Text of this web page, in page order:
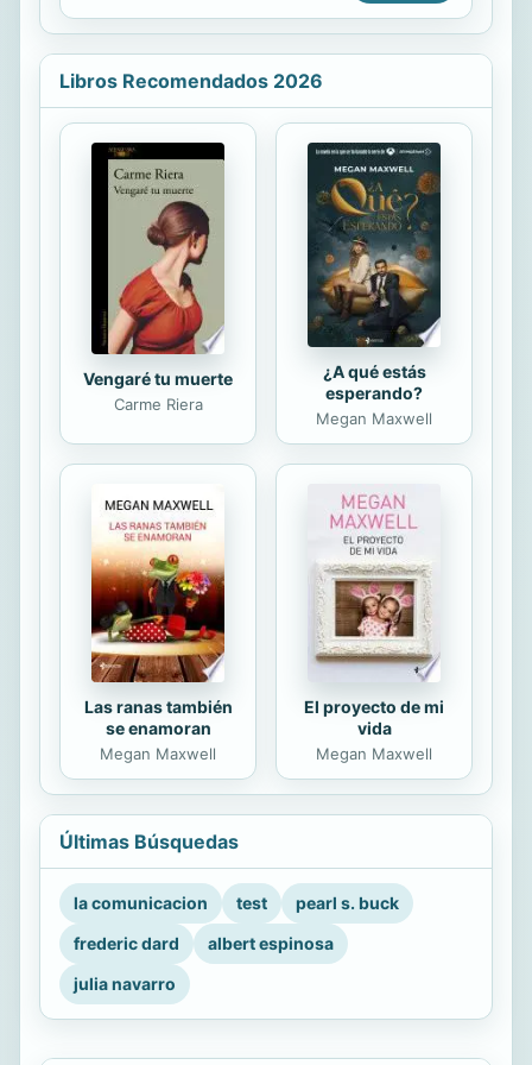
enamorada cuando convirtieron su
suntuosa propiedad en California en
En ese entorno de ensueño criaron a
Camille, su única hija, que no tardará
en regresar tras terminar los
estudios para ayudar con el negocio
familiar. Pero cuando la enfermedad
se lleva a su madre y su padre cree
recuperar la felicidad con una nueva
compañera, Camille queda a la
merced de su ...
Libros Recomendados 2026
Vengaré tu muerte
Carme Riera
¿A qué estás
esperando?
Megan Maxwell
Las ranas también
se enamoran
Megan Maxwell
El proyecto de mi
vida
Megan Maxwell
Últimas Búsquedas
la comunicacion test
pearl s. buck
frederic dard
albert espinosa
julia navarro